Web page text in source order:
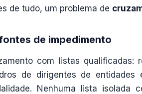
de tudo, um problema de
de impedimento
com listas qualificadas:
de dirigentes de
Nenhuma lista isolada